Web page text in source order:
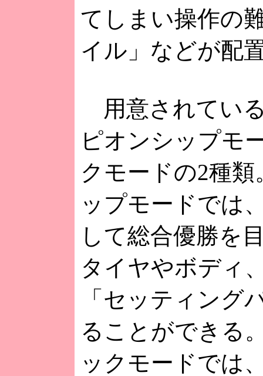
てしまい操作の
イル」などが配
用意されてい
ピオンシップモ
クモードの2種
ップモードでは
して総合優勝を
タイヤやボディ
「セッティング
ることができる
ックモードでは